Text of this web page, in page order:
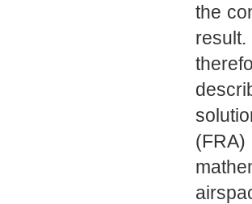
the